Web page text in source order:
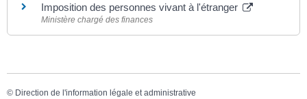
Imposition des personnes vivant à l'étranger
Ministère chargé des finances
© Direction de l'information légale et administrative